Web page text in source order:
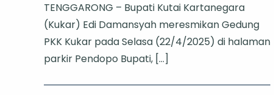
Edi
Damansyah
Resmikan
PKK
TENGGARONG – Bupati Kutai Kartanegara
(Kukar) Edi Damansyah meresmikan Gedung
PKK Kukar pada Selasa (22/4/2025) di halaman
parkir Pendopo Bupati, […]